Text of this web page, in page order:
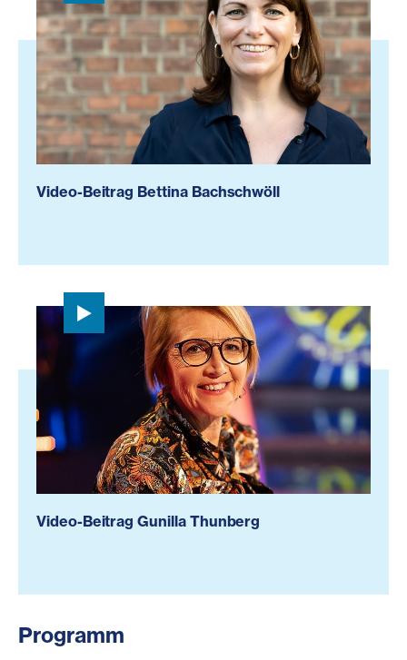
Video-Beitrag Bettina Bachschwöll
Video-Beitrag Gunilla Thunberg
Programm